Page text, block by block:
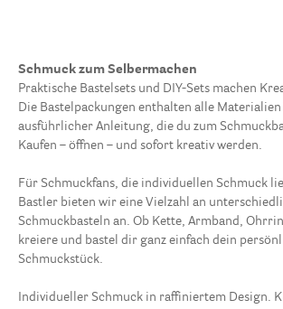
Schmuck zum Selbermachen
Praktische Bastelsets und DIY-Sets machen
Die Bastelpackungen enthalten alle
ausführlicher Anleitung, die du zum
Kaufen – öffnen – und sofort kreativ werden.
Für Schmuckfans, die individuellen Schmuck
Bastler bieten wir eine Vielzahl an
Schmuckbasteln an. Ob Kette, Armband,
kreiere und bastel dir ganz einfach dein
Schmuckstück.
Individueller Schmuck in raffiniertem Design.